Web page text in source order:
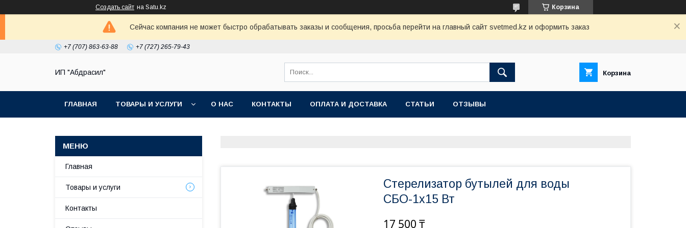
Создать сайт на Satu.kz Корзина
Сейчас компания не может быстро обрабатывать заказы и сообщения, просьба перейти на главный сайт svetmed.kz и оформить заказ
+7 (707) 863-63-88 +7 (727) 265-79-43
ИП "Абдрасил" Корзина
ГЛАВНАЯ ТОВАРЫ И УСЛУГИ О НАС КОНТАКТЫ ОПЛАТА И ДОСТАВКА СТАТЬИ ОТЗЫВЫ
Стерелизатор бутылей для воды
СБО-1х15 Вт
17 500 ₸
Главная
Товары и услуги
Контакты